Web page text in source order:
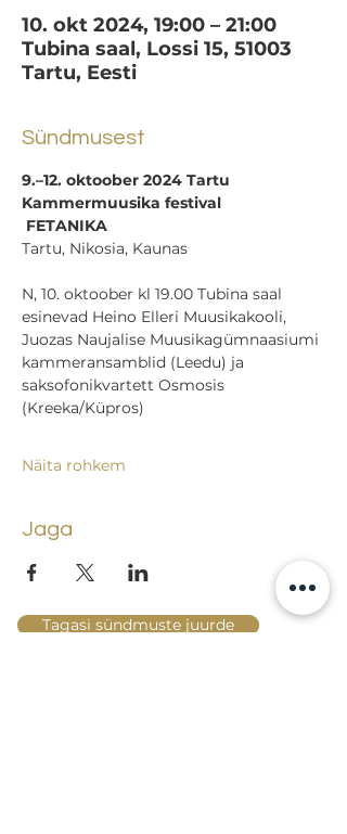
10. okt 2024, 19:00 – 21:00
Tubina saal, Lossi 15, 51003
Tartu, Eesti
Sündmusest
9.–12. oktoober 2024 Tartu
Kammermuusika festival
FETANIKA
Tartu, Nikosia, Kaunas
N, 10. oktoober kl 19.00 Tubina saal
esinevad Heino Elleri Muusikakooli,
Juozas Naujalise Muusikagümnaasiumi
kammeransamblid (Leedu) ja
saksofonikvartett Osmosis
(Kreeka/Küpros)
Näita rohkem
Jaga
Tagasi sündmuste juurde